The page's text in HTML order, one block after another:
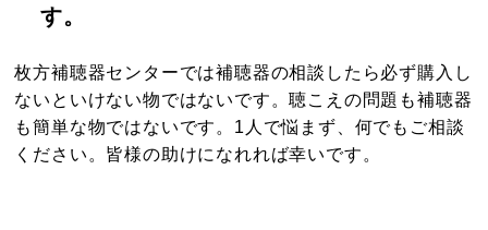
す。
枚方補聴器センターでは補聴器の相談したら必ず購入し
ないといけない物ではないです。聴こえの問題も補聴器
も簡単な物ではないです。1人で悩まず、何でもご相談
ください。皆様の助けになれれば幸いです。